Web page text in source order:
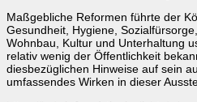
Maßgebliche Reformen führte der
Gesundheit, Hygiene,
Wohnbau, Kultur und Unterhaltung
relativ wenig der Öffentlichkeit
diesbezüglichen Hinweise auf sein
umfassendes Wirken in dieser